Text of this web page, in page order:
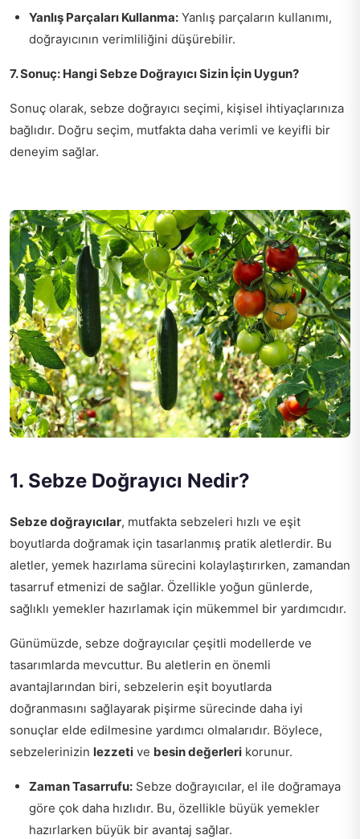
Yanlış Parçaları Kullanma: Yanlış parçaların kullanımı,
doğrayıcının verimliliğini düşürebilir.
7. Sonuç: Hangi Sebze Doğrayıcı Sizin İçin Uygun?
Sonuç olarak, sebze doğrayıcı seçimi, kişisel ihtiyaçlarınıza
bağlıdır. Doğru seçim, mutfakta daha verimli ve keyifli bir
deneyim sağlar.
1. Sebze Doğrayıcı Nedir?
Sebze doğrayıcılar, mutfakta sebzeleri hızlı ve eşit
boyutlarda doğramak için tasarlanmış pratik aletlerdir. Bu
aletler, yemek hazırlama sürecini kolaylaştırırken, zamandan
tasarruf etmenizi de sağlar. Özellikle yoğun günlerde,
sağlıklı yemekler hazırlamak için mükemmel bir yardımcıdır.
Günümüzde, sebze doğrayıcılar çeşitli modellerde ve
tasarımlarda mevcuttur. Bu aletlerin en önemli
avantajlarından biri, sebzelerin eşit boyutlarda
doğranmasını sağlayarak pişirme sürecinde daha iyi
sonuçlar elde edilmesine yardımcı olmalarıdır. Böylece,
sebzelerinizin lezzeti ve besin değerleri korunur.
Zaman Tasarrufu: Sebze doğrayıcılar, el ile doğramaya
göre çok daha hızlıdır. Bu, özellikle büyük yemekler
hazırlarken büyük bir avantaj sağlar.